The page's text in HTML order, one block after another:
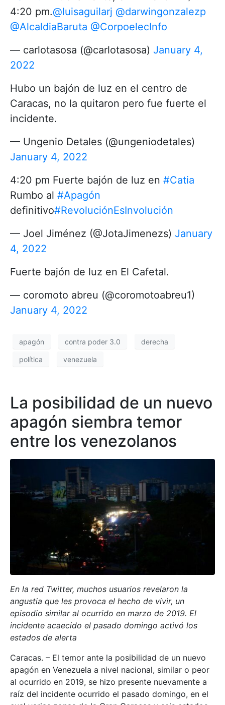
4:20 pm.@luisaguilarj @darwingonzalezp
@AlcaldiaBaruta @CorpoelecInfo
— carlotasosa (@carlotasosa) January 4,
2022
Hubo un bajón de luz en el centro de
Caracas, no la quitaron pero fue fuerte el
incidente.
— Ungenio Detales (@ungeniodetales)
January 4, 2022
4:20 pm Fuerte bajón de luz en #Catia
Rumbo al #Apagón
definitivo#RevoluciónEsInvolución
— Joel Jiménez (@JotaJimenezs) January
4, 2022
Fuerte bajón de luz en El Cafetal.
— coromoto abreu (@coromotoabreu1)
January 4, 2022
apagón contra poder 3.0 derecha
política venezuela
La posibilidad de un nuevo
apagón siembra temor
entre los venezolanos
En la red Twitter, muchos usuarios revelaron la
angustia que les provoca el hecho de vivir, un
episodio similar al ocurrido en marzo de 2019. El
incidente acaecido el pasado domingo activó los
estados de alerta
Caracas. – El temor ante la posibilidad de un nuevo
apagón en Venezuela a nivel nacional, similar o peor
al ocurrido en 2019, se hizo presente nuevamente a
raíz del incidente ocurrido el pasado domingo, en el